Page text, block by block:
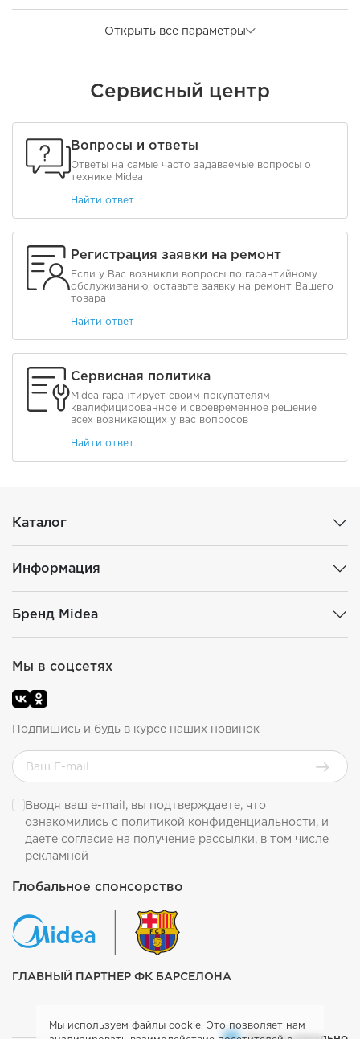
Открыть все параметры
Сервисный центр
Вопросы и ответы
Ответы на самые часто задаваемые вопросы о
технике Midea
Найти ответ
Регистрация заявки на ремонт
Если у Вас возникли вопросы по гарантийному
обслуживанию, оставьте заявку на ремонт Вашего
товара
Найти ответ
Сервисная политика
Midea гарантирует своим покупателям
квалифицированное и своевременное решение
всех возникающих у вас вопросов
Найти ответ
Каталог
Информация
Бренд Midea
Глобальное спонсорство
ГЛАВНЫЙ ПАРТНЕР ФК БАРСЕЛОНА
Мы в соцсетях
Подпишись и будь в курсе наших новинок
Вводя ваш e-mail, вы подтверждаете, что
ознакомились с политикой конфиденциальности, и
даете согласие на получение рассылки, в том числе
рекламной
Мы используем файлы cookie. Это позволяет нам